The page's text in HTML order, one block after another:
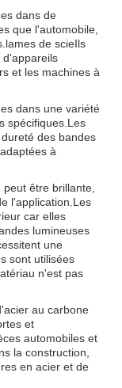
dans de
que l'automobile,
de scieIls
d'appareils
et les machines à
dans une variété
spécifiques.Les
des bandes
à
être brillante,
l'application.Les
car elles
lumineuses
une
sont utilisées
n'est pas
au carbone
et
automobiles et
la construction,
en acier et de